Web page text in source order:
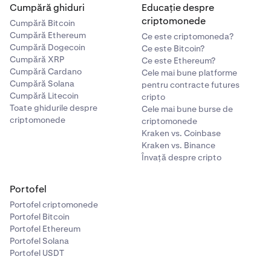
Cumpără ghiduri
Cumpără Bitcoin
Cumpără Ethereum
Cumpără Dogecoin
Cumpără XRP
Cumpără Cardano
Cumpără Solana
Cumpără Litecoin
Toate ghidurile despre
criptomonede
Educație despre
criptomonede
Ce este criptomoneda?
Ce este Bitcoin?
Ce este Ethereum?
Cele mai bune platforme
pentru contracte futures
cripto
Cele mai bune burse de
criptomonede
Kraken vs. Coinbase
Kraken vs. Binance
Învață despre cripto
Portofel
Portofel criptomonede
Portofel Bitcoin
Portofel Ethereum
Portofel Solana
Portofel USDT